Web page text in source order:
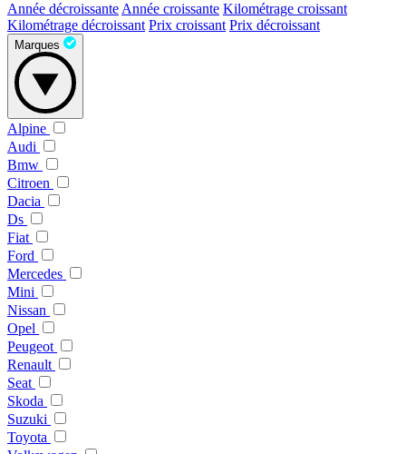
Année décroissante Année croissante Kilométrage croissant
Kilométrage décroissant Prix croissant Prix décroissant
Marques
Alpine
Audi
Bmw
Citroen
Dacia
Ds
Fiat
Ford
Mercedes
Mini
Nissan
Opel
Peugeot
Renault
Seat
Skoda
Suzuki
Toyota